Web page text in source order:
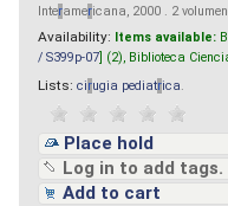
Interamericana, 2000 . 2
Availability: Items available:
/ S399p-07 ] (2), Biblioteca
Lists: cirugia pediatrica
Place hold
Log in to add tags.
Add to cart